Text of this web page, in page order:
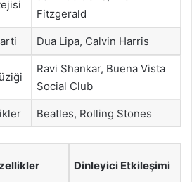
Fitzgerald
Dua Lipa, Calvin Harris
Ravi Shankar, Buena Vista
Social Club
Beatles, Rolling Stones
Dinleyici Etkileşimi